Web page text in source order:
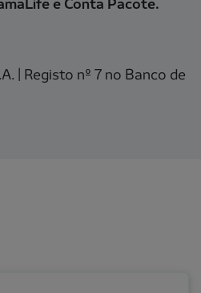
| Registo nº 7 no Banco de